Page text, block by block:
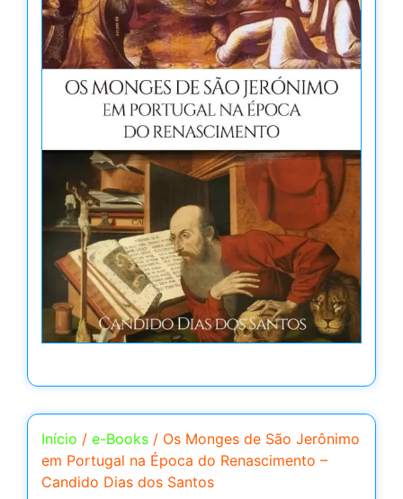
Início / e-Books / Os Monges de São Jerônimo
em Portugal na Época do Renascimento –
Candido Dias dos Santos